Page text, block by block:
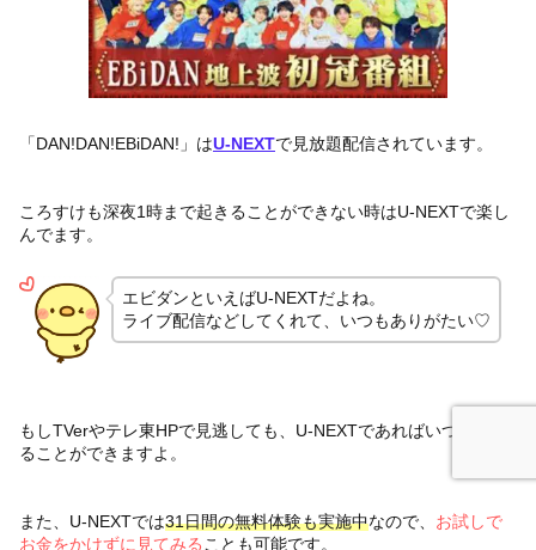
「DAN!DAN!EBiDAN!」はU-NEXTで見放題配信されています。
ころすけも深夜1時まで起きることができない時はU-NEXTで楽し
んでます。
エビダンといえばU-NEXTだよね。
ライブ配信などしてくれて、いつもありがたい♡
もしTVerやテレ東HPで見逃しても、U-NEXTであればいつでも見
ることができますよ。
また、U-NEXTでは31日間の無料体験も実施中なので、 お試しで
お金をかけずに見てみることも可能です。